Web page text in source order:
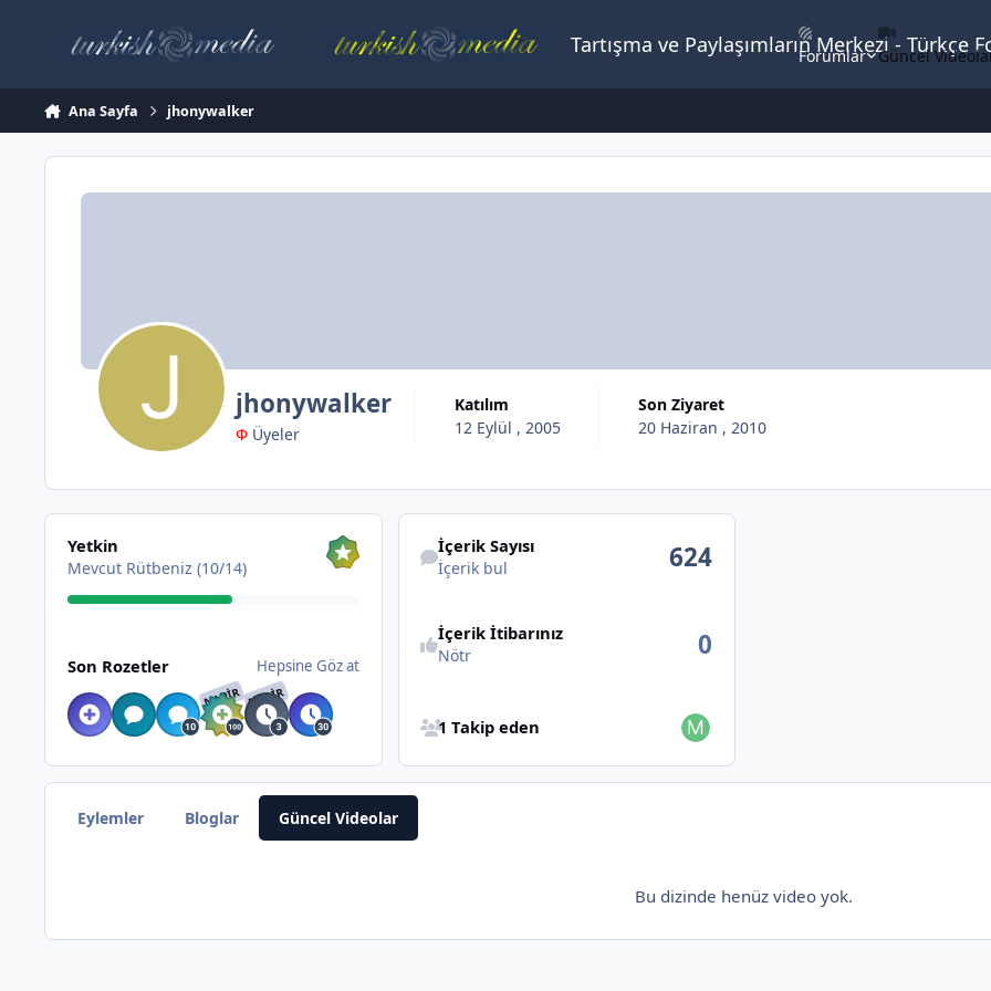
Tartışma ve Paylaşımların Merkezi -
Forumlar Güncel
Ana Sayfa jhonywalker
jhonywalker
ΦÜyeler
Katılım
12 Eylül , 2005
Son Ziyaret
20 Haziran , 2010
Hepsine Göz at
Yetkin
Mevcut Rütbeniz (10/14)
Son Rozetler Hepsine Göz at
NADIRNADIR
İçerik bul
İçerik Sayısı
İçerik bul 624
İçerik İtibarınız
Nötr 0
1 Takip eden
Eylemler Bloglar Güncel Videolar
Bu dizinde henüz video yok.